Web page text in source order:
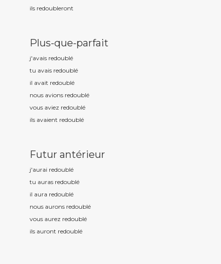
ils redoubleront
Plus-que-parfait
j'avais redoublé
tu avais redoublé
il avait redoublé
nous avions redoublé
vous aviez redoublé
ils avaient redoublé
Futur antérieur
j'aurai redoublé
tu auras redoublé
il aura redoublé
nous aurons redoublé
vous aurez redoublé
ils auront redoublé